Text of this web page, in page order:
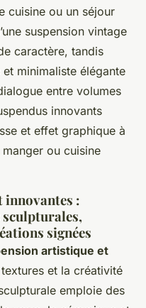
cuisine ou un séjour
suspension vintage
caractère, tandis
et minimaliste élégante
entre volumes
innovants
et effet graphique à
ou cuisine
innovantes :
signées
artistique et
et la créativité
emploie des